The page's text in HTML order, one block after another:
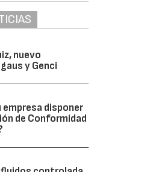
nuevo
y Genci
empresa disponer
de Conformidad